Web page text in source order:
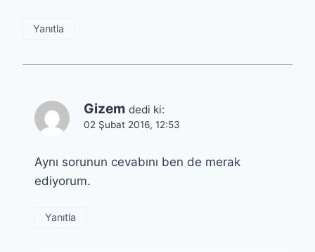
Yanıtla
Gizem dedi ki:
02 Şubat 2016, 12:53
Aynı sorunun cevabını ben de merak
ediyorum.
Yanıtla